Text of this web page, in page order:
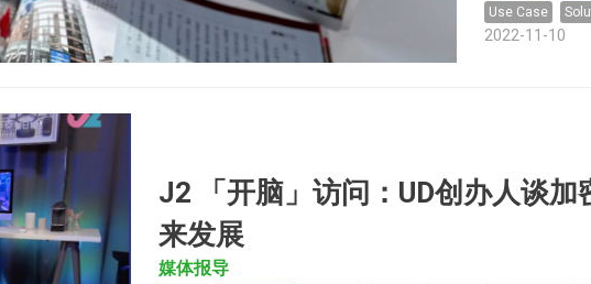
2022-11-10
Use Case
J2 「开脑」访问：UD创办人谈
来发展
媒体报导